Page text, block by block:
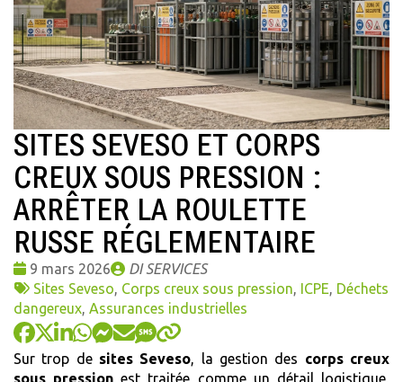
SITES SEVESO ET CORPS
CREUX SOUS PRESSION :
ARRÊTER LA ROULETTE
RUSSE RÉGLEMENTAIRE
Date
:
9 mars 2026
Publié
par
DI SERVICES
Tags
:
Sites Seveso, Corps creux sous pression, ICPE, Déchets
dangereux, Assurances industrielles
Sur trop de sites Seveso, la gestion des corps creux
sous pression est traitée comme un détail logistique,